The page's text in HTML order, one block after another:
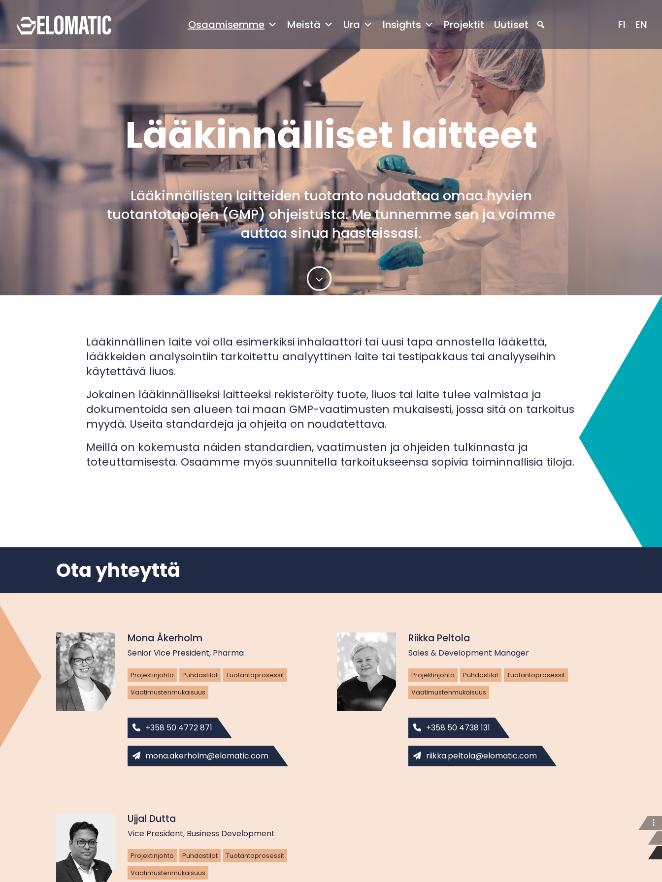
Osaamisemme Meistä Ura Insights Projektit Uutiset EN
FI
Lääkinnälliset laitteet
Lääkinnällisten laitteiden tuotanto noudattaa omaa hyvien
tuotantotapojen (GMP) ohjeistusta. Me tunnemme sen ja voimme
auttaa sinua haasteissasi.
Lääkinnällinen laite voi olla esimerkiksi inhalaattori tai uusi tapa annostella lääkettä,
lääkkeiden analysointiin tarkoitettu analyyttinen laite tai testipakkaus tai analyyseihin
käytettävä liuos.
Jokainen lääkinnälliseksi laitteeksi rekisteröity tuote, liuos tai laite tulee valmistaa ja
dokumentoida sen alueen tai maan GMP-vaatimusten mukaisesti, jossa sitä on tarkoitus
myydä. Useita standardeja ja ohjeita on noudatettava.
Meillä on kokemusta näiden standardien, vaatimusten ja ohjeiden tulkinnasta ja
toteuttamisesta. Osaamme myös suunnitella tarkoitukseensa sopivia toiminnallisia tiloja.
Ota yhteyttä
Mona Åkerholm
Senior Vice President, Pharma
Projektinjohto Puhdastilat Tuotantoprosessit
Vaatimusten­mukaisuus
+358 50 4772 871
mona.akerholm@elomatic.com
Riikka Peltola
Sales & Development Manager
Projektinjohto Puhdastilat Tuotantoprosessit
Vaatimusten­mukaisuus
+358 50 4738 131
riikka.peltola@elomatic.com
Ujjal Dutta
Vice President, Business Development
Projektinjohto Puhdastilat Tuotantoprosessit
Vaatimusten­mukaisuus